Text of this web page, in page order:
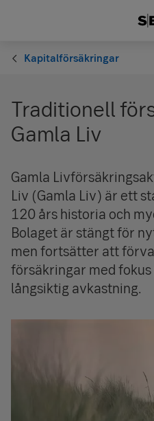
Kapitalförsäkringar
Traditionell
Gamla Liv
Gamla
Liv (Gamla Liv) är ett
120 års historia och
Bolaget är stängt för
men fortsätter att
försäkringar med
långsiktig avkastning.